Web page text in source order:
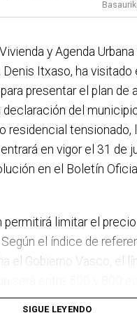
contra el Ruido y la
que hacen de
y preparado para
trabajando en
las que destacan el
climáticos, junto con
de Altas
hemos
haurreskola que se
Ikastola, y que es
y un elemento
en igualdad,
y Agenda Urbana
Denis Itxaso, ha visitado
presentar el plan de
declaración del
residencial tensionado,
en vigor el 31 de
en el Boletín
permitirá limitar el
el índice de
el Gobierno Vasco, el
la zona y de las
SIGUE LEYENDO